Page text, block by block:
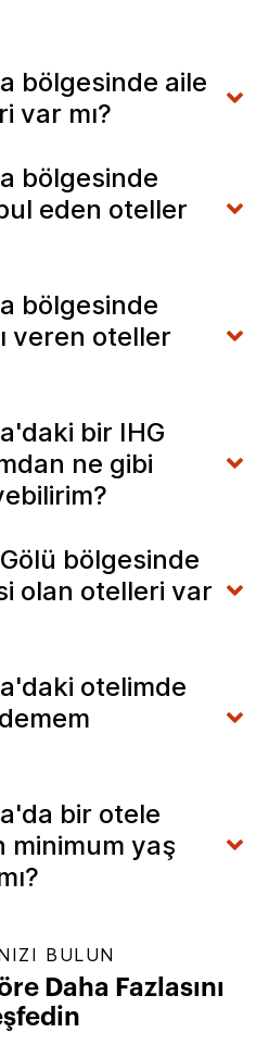
bölgesinde aile
var mı?
bölgesinde
eden oteller
bölgesinde
veren oteller
bir IHG
ne gibi
bölgesinde
olan otelleri var
otelimde
bir otele
minimum yaş
BULUN
Daha Fazlasını